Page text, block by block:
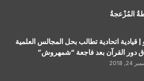
المُزْعجةُ
| قيادية اتحادية تطالب بحل المجالس العلمية
دور القرآن بعد فاجعة “شمهروش”
2018